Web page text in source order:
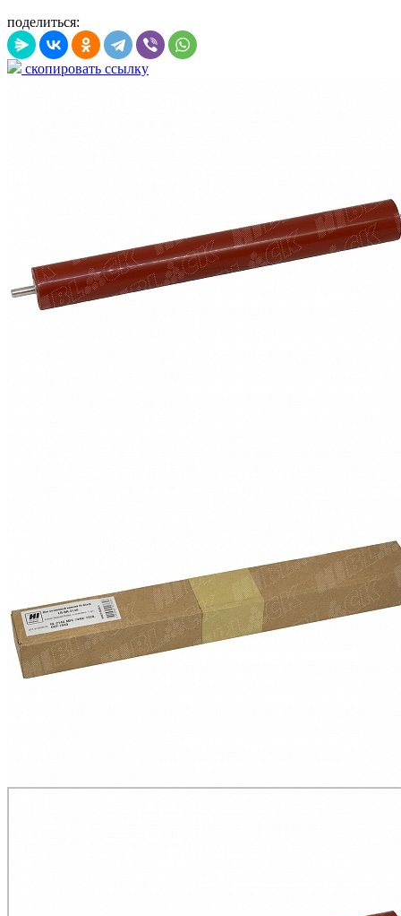
поделиться:
скопировать ссылку